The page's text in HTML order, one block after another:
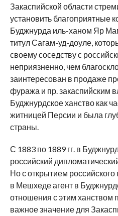
Закаспийской области
установить благоприятные
Буджнурда иль-ханом Яр
титул Сагам-уд-доуле,
своему соседству с
неприязненно, чем
заинтересован в продаже
фуража и пр. закаспийским
Буджнурдское ханство как
житницей Персии и была
страны.
С 1883 по 1889 гг. в
российский
Но с открытием российского
в Мешхеде агент в
отношения с этим ханством
важное значение для